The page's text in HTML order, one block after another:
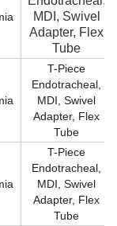
MDI, Swivel
Adapter, Flex
Tube
T-Piece
Endotracheal,
MDI, Swivel
Adapter, Flex
Tube
T-Piece
Endotracheal,
MDI, Swivel
Adapter, Flex
Tube